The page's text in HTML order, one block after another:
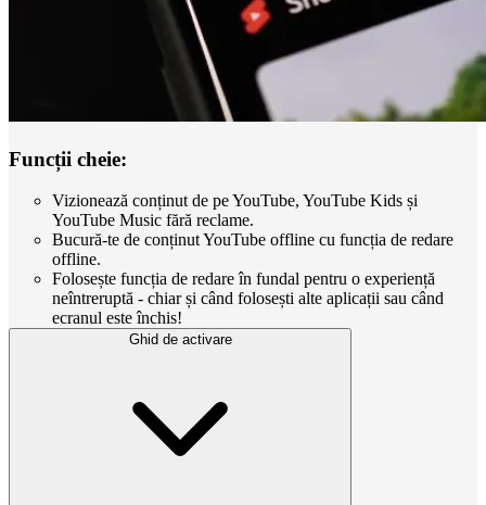
Funcții cheie:
Vizionează conținut de pe YouTube, YouTube Kids și
YouTube Music fără reclame.
Bucură-te de conținut YouTube offline cu funcția de redare
offline.
Folosește funcția de redare în fundal pentru o experiență
neîntreruptă - chiar și când folosești alte aplicații sau când
ecranul este închis!
Ghid de activare